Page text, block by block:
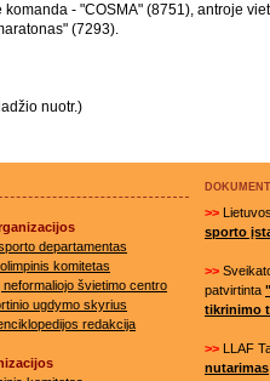
- "COSMA" (8751), antroje
(7293).
nuotr.)
departamentas
komitetas
švietimo centro
ugdymo skyrius
redakcija
>>
sporto
>>
patvirtinta
tikrinimo
>> LLAF
nutarimas